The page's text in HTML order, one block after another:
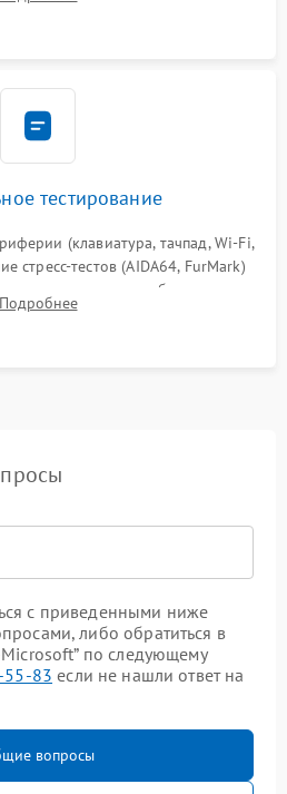
и накопителей. Предварительная
тестирование
(клавиатура, тачпад, Wi-Fi,
стресс-тестов (AIDA64, FurMark)
режима и стабильности
пиковой нагрузкой.
Подробнее
с приведенными ниже
либо обратиться в
по следующему
55-83 если не нашли ответ на
вопросы